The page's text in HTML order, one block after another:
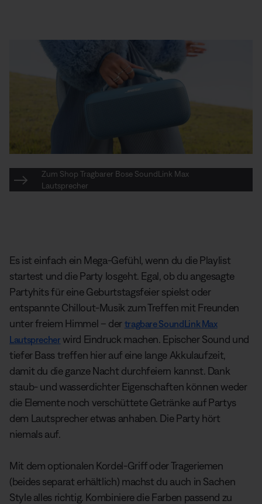
Zum Shop Tragbarer Bose SoundLink Max
Lautsprecher
Es ist einfach ein Mega-Gefühl, wenn du die Playlist
startest und die Party losgeht. Egal, ob du angesagte
Partyhits für eine Geburtstagsfeier spielst oder
entspannte Chillout-Musik zum Treffen mit Freunden
unter freiem Himmel – der tragbare SoundLink Max
Lautsprecher wird Eindruck machen. Epischer Sound und
tiefer Bass treffen hier auf eine lange Akkulaufzeit,
damit du die ganze Nacht durchfeiern kannst. Dank
staub- und wasserdichter Eigenschaften können weder
die Elemente noch verschüttete Getränke auf Partys
dem Lautsprecher etwas anhaben. Die Party hört
niemals auf.
Mit dem optionalen Kordel-Griff oder Trageriemen
(beides separat erhältlich) machst du auch in Sachen
Style alles richtig. Kombiniere die Farben passend zu